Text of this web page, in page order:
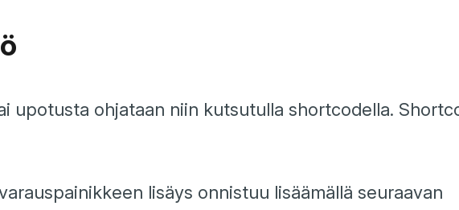
upotusta ohjataan niin kutsutulla shortcodella.
lisäys onnistuu lisäämällä seuraavan